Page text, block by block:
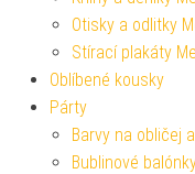
Otisky a odlitky
Stírací plakáty
Oblíbené kousky
Párty
Barvy na obličej
Bublinové